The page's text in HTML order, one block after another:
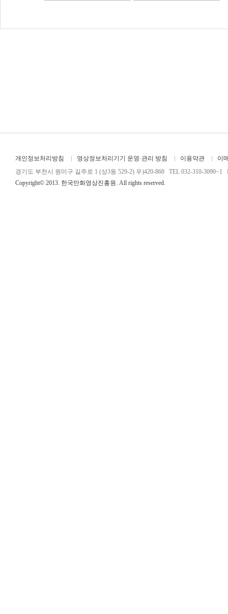
개인정보처리방침 영상정보처리기기 운영·관리 방침 이용약관
이
경기도 부천시 원미구 길주로 1 (상3동 529-2) 우)420-860 TEL 032-310-3090~1
Copyright© 2013. 한국만화영상진흥원. All rights reserved.